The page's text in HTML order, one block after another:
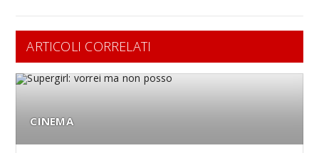
ARTICOLI CORRELATI
CINEMA